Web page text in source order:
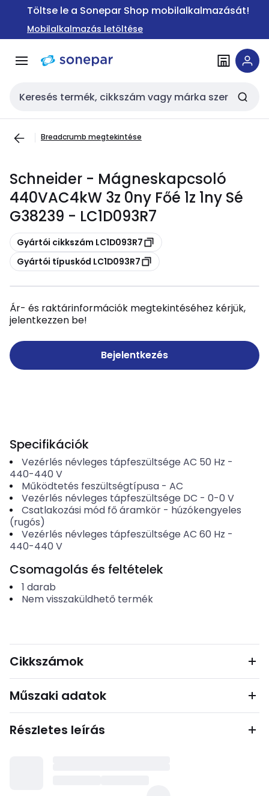
Ugrás a
Ugrás a
tartalomra
Töltse le a Sonepar Shop mobilalkalmazását!
Mobilalkalmazás letöltése
Keresési bemenet
Breadcrumb megtekintése
Schneider - Mágneskapcsoló
440VAC4kW 3z 0ny Főé 1z 1ny Sé
G38239 - LC1D093R7
Másolás
Gyártói cikkszám LC1D093R7
Másolás
Gyártói típuskód LC1D093R7
Ár- és raktárinformációk megtekintéséhez kérjük,
jelentkezzen be!
Bejelentkezés
Specifikációk
Vezérlés névleges tápfeszültsége AC 50 Hz -
440-440 V
Működtetés feszültségtípusa- AC
Vezérlés névleges tápfeszültsége DC - 0-0 V
Csatlakozási mód fő áramkör- húzókengyeles
(rugós)
Vezérlés névleges tápfeszültsége AC 60 Hz -
440-440 V
Csomagolás és feltételek
1 darab
Nem visszaküldhető termék
Cikkszámok
Műszaki adatok
Részletes leírás